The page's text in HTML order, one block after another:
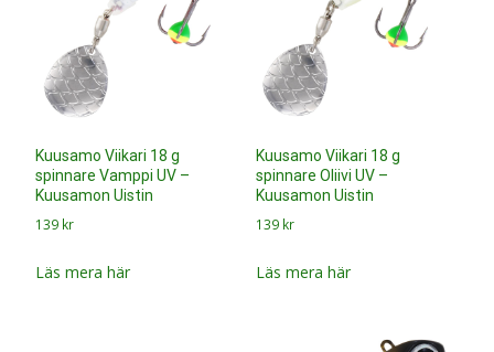
Kuusamo Viikari 18 g
spinnare Vamppi UV –
Kuusamon Uistin
139 kr
Läs mera här
Kuusamo Viikari 18 g
spinnare Oliivi UV –
Kuusamon Uistin
139 kr
Läs mera här